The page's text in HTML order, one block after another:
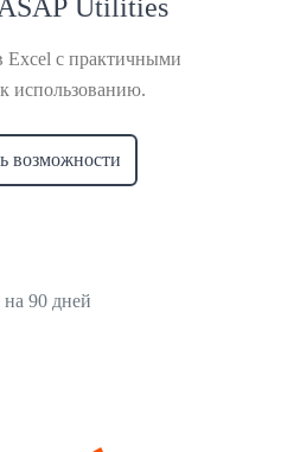
Utilities
Excel с практичными
использованию.
возможности
на 90 дней